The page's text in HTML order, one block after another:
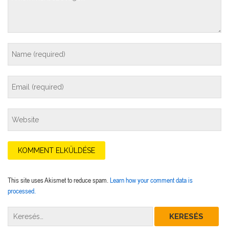
This site uses Akismet to reduce spam. Learn how your comment data is
processed.